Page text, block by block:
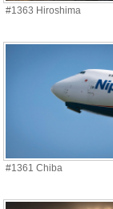
#1363 Hiroshima
#1361 Chiba